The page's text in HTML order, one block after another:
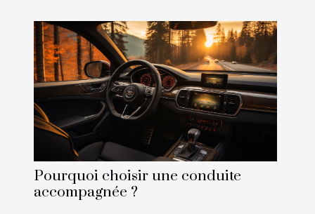
Pourquoi choisir une conduite
accompagnée ?